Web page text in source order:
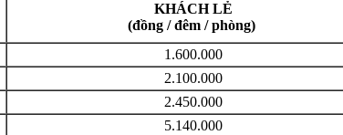
KHÁCH LẺ
(đồng / đêm / phòng)
1.600.000
2.100.000
2.450.000
5.140.000